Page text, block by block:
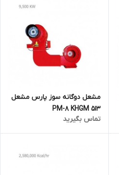
مشعل دوگانه سوز پارس مشعل
PM-8 KHGM 513
تماس بگیرید